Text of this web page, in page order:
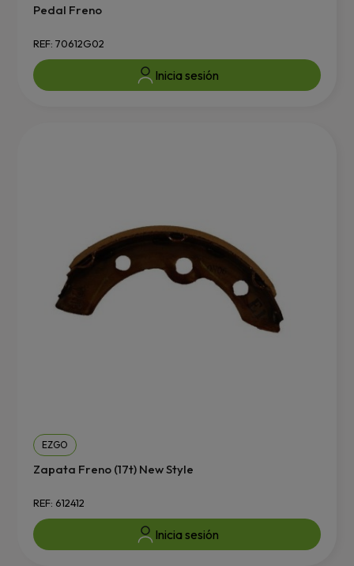
Pedal Freno
REF: 70612G02
Inicia sesión
EZGO
Zapata Freno (17t) New Style
REF: 612412
Inicia sesión